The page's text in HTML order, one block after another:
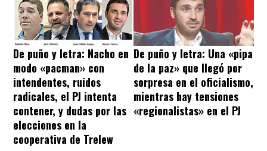
De puño y letra: Nacho en
modo «pacman» con
intendentes, ruidos
radicales, el PJ intenta
contener, y dudas por las
elecciones en la
cooperativa de Trelew
De puño y letra: Una «pipa
de la paz» que llegó por
sorpresa en el oficialismo,
mientras hay tensiones
«regionalistas» en el PJ